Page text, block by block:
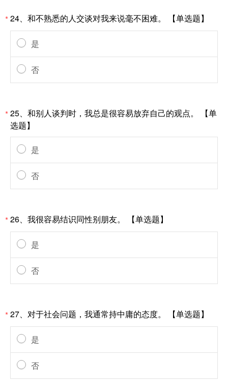
*24、和不熟悉的人交谈对我来说毫不困难。 【单选题】
是
否
*25、和别人谈判时，我总是很容易放弃自己的观点。 【单
选题】
是
否
*26、我很容易结识同性别朋友。 【单选题】
是
否
*27、对于社会问题，我通常持中庸的态度。 【单选题】
是
否